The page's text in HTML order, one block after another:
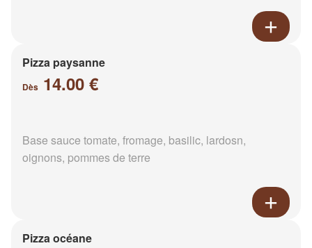
Pizza paysanne
Dès 14.00 €
Base sauce tomate, fromage, basilic, lardosn,
oignons, pommes de terre
Pizza océane